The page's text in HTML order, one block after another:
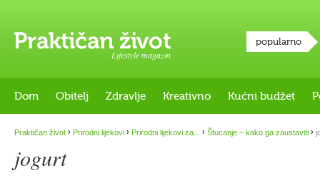
Lifestyle magazin
popularno
Dom Obitelj Zdravlje Kreativno Kućni budžet
Praktičan život › Prirodni lijekovi › Prirodni lijekovi za... › Štucanje – kako ga zaustaviti ›
jogurt